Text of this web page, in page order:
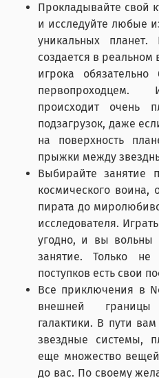
Прокладывайте свой
и исследуйте любые
уникальных планет.
создается в реальном
игрока обязательно
первопроходцем.
происходит очень
подзагрузок, даже
на поверхность
прыжки между
Выбирайте занятие
космического воина,
пирата до
исследователя.
угодно, и вы
занятие. Только
поступков есть свои
Все приключения в
внешней границы
галактики. В пути
звездные системы,
еще множество
до вас. По своему